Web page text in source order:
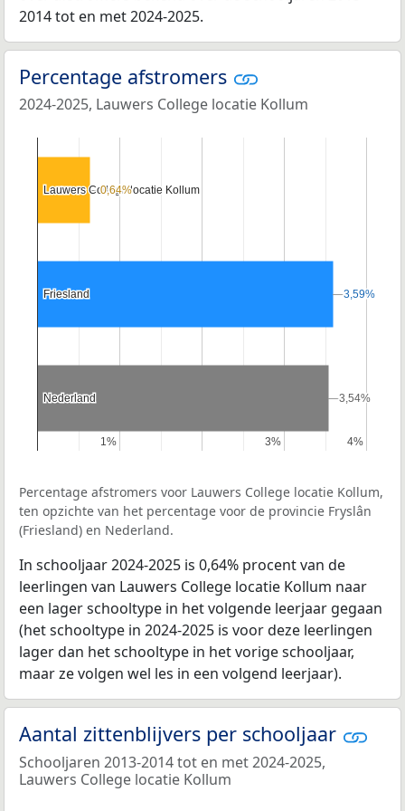
2014 tot en met 2024-2025.
Percentage afstromers
2024-2025, Lauwers College locatie Kollum
1%
1% 3%
3% 4%
4%
Lauwers College locatie Kollum
Lauwers College locatie Kollum
Friesland
Friesland
Nederland
Nederland
0,64%
0,64%
3,59%
3,59%
3,54%
3,54%
Percentage afstromers voor Lauwers College locatie Kollum,
ten opzichte van het percentage voor de provincie Fryslân
(Friesland) en Nederland.
In schooljaar 2024-2025 is 0,64% procent van de
leerlingen van Lauwers College locatie Kollum naar
een lager schooltype in het volgende leerjaar gegaan
(het schooltype in 2024-2025 is voor deze leerlingen
lager dan het schooltype in het vorige schooljaar,
maar ze volgen wel les in een volgend leerjaar).
Aantal zittenblijvers per schooljaar
Schooljaren 2013-2014 tot en met 2024-2025,
Lauwers College locatie Kollum